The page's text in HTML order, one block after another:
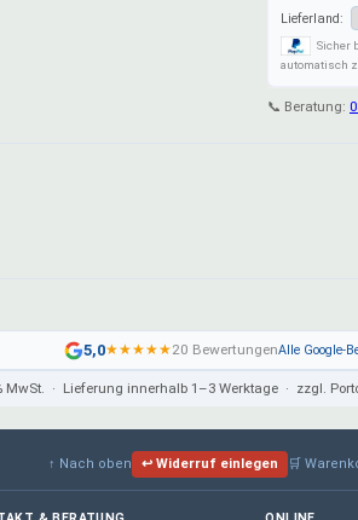
Lieferland:
Sicher
automatisch
📞 Beratung:
5,0★★★★★20 BewertungenAlle Google-
MwSt. · Lieferung innerhalb 1–3 Werktage · zzgl.
↑ Nach oben ↩ Widerruf einlegen 🛒